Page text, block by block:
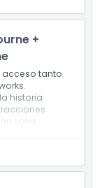
aprendizaje y
+
acceso tanto
historia
valor.
de
de